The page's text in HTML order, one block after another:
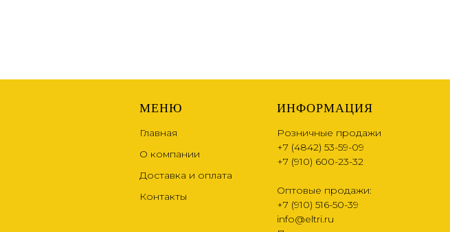
МЕНЮ
Главная
О компании
Доставка и оплата
Контакты
ИНФОРМАЦИЯ
Розничные продажи
+7 (4842) 53-59-09
+7 (910) 600-23-32
Оптовые продажи:
+7 (910) 516-50-39
info@eltri.ru